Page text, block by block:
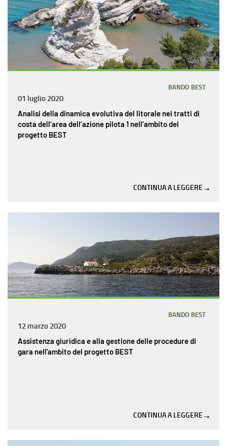
BANDO BEST
01 luglio 2020
Analisi della dinamica evolutiva del litorale nei tratti di
costa dell’area dell’azione pilota 1 nell’ambito del
progetto BEST
CONTINUA A LEGGERE
BANDO BEST
12 marzo 2020
Assistenza giuridica e alla gestione delle procedure di
gara nell'ambito del progetto BEST
CONTINUA A LEGGERE